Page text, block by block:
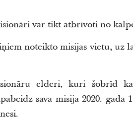
var tikt atbrīvoti no
noteikto misijas vietu, uz
elderi, kuri šobrīd
sava misija 2020. gada